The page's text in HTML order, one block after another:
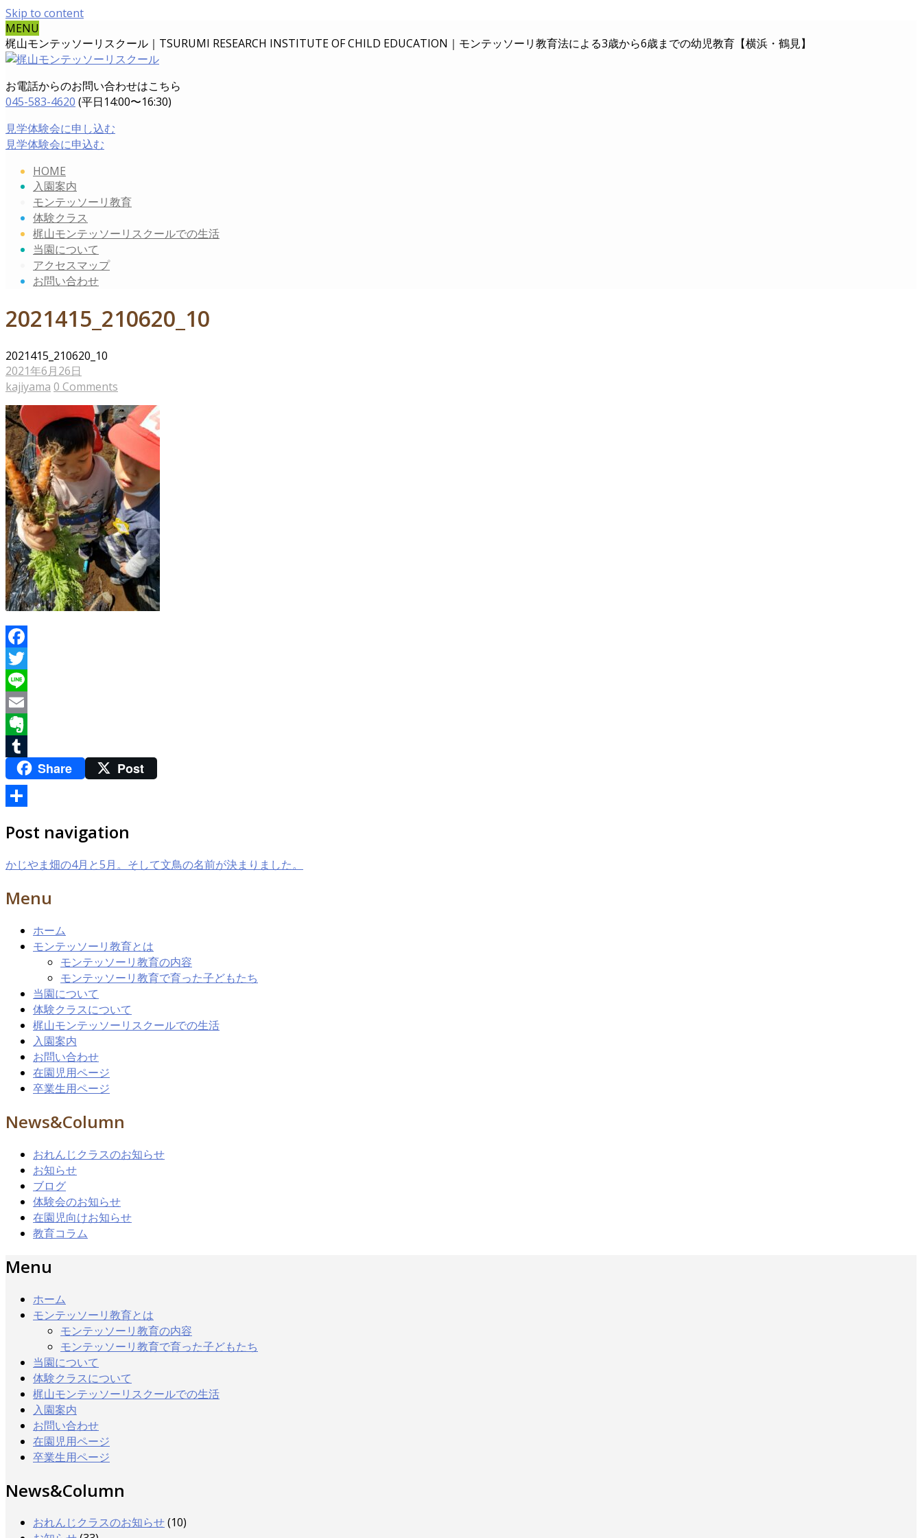
Skip to content
MENU
梶山モンテッソーリスクール｜TSURUMI RESEARCH INSTITUTE OF CHILD EDUCATION｜ モンテッソーリ教育法による3歳から6歳までの幼児教育【横浜・鶴見】
お電話からのお問い合わせはこちら
045-583-4620 (平日14:00〜16:30)
見学体験会に申し込む
見学体験会に申込む
HOME
入園案内
モンテッソーリ教育
体験クラス
梶山モンテッソーリスクールでの生活
当園について
アクセスマップ
お問い合わせ
2021415_210620_10
2021415_210620_10
2021年6月26日
kajiyama 0 Comments
Facebook
Twitter
Line
Email
Evernote
TumblrShare Post
有
Post navigation
かじやま畑の4月と5月。そして文鳥の名前が決まりました。
Menu
ホーム
モンテッソーリ教育とは
モンテッソーリ教育の内容
モンテッソーリ教育で育った子どもたち
当園について
体験クラスについて
梶山モンテッソーリスクールでの生活
入園案内
お問い合わせ
在園児用ページ
卒業生用ページ
News&Column
おれんじクラスのお知らせ
お知らせ
ブログ
体験会のお知らせ
在園児向けお知らせ
教育コラム
Menu
ホーム
モンテッソーリ教育とは
モンテッソーリ教育の内容
モンテッソーリ教育で育った子どもたち
当園について
体験クラスについて
梶山モンテッソーリスクールでの生活
入園案内
お問い合わせ
在園児用ページ
卒業生用ページ
News&Column
おれんじクラスのお知らせ(10)